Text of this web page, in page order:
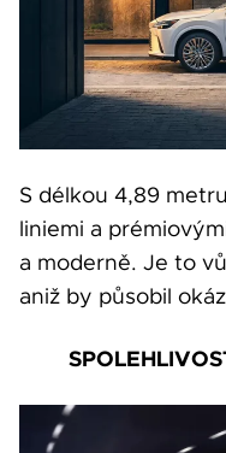
S délkou 4,89
liniemi a
a moderně. Je to
aniž by působil